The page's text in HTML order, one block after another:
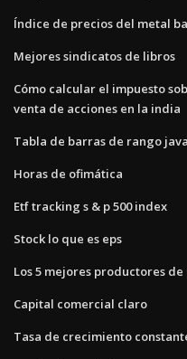
Índice de precios del metal
Mejores sindicatos de libros
Cómo calcular el impuesto
venta de acciones en la india
Tabla de barras de rango
Horas de ofimática
Etf tracking s & p 500 index
Stock lo que es eps
Los 5 mejores productores
Capital comercial claro
Tasa de crecimiento